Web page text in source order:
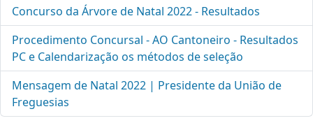
Concurso da Árvore de Natal 2022 - Resultados
Procedimento Concursal - AO Cantoneiro - Resultados
PC e Calendarização os métodos de seleção
Mensagem de Natal 2022 | Presidente da União de
Freguesias